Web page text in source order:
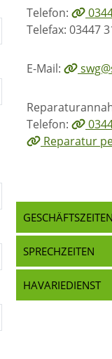
Telefon:
Telefax: 03447
E-Mail:
Telefon:
Reparatur
GESCHÄFTSZEITEN
SPRECHZEITEN
HAVARIEDIENST